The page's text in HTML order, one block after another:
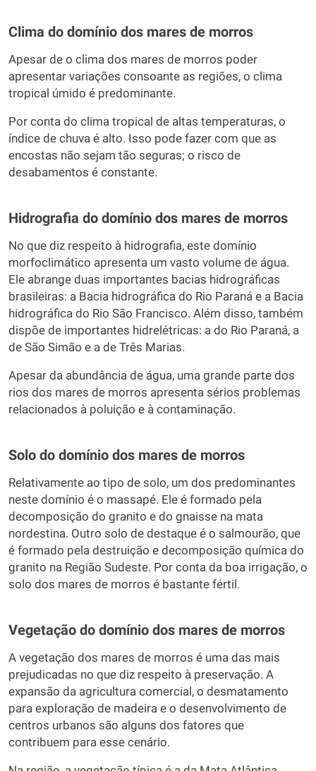
Clima do domínio dos mares de morros
Apesar de o clima dos mares de morros poder
apresentar variações consoante as regiões, o clima
tropical úmido é predominante.
Por conta do clima tropical de altas temperaturas, o
índice de chuva é alto. Isso pode fazer com que as
encostas não sejam tão seguras; o risco de
desabamentos é constante.
Hidrografia do domínio dos mares de morros
No que diz respeito à hidrografia, este domínio
morfoclimático apresenta um vasto volume de água.
Ele abrange duas importantes bacias hidrográficas
brasileiras: a Bacia hidrográfica do Rio Paraná e a Bacia
hidrográfica do Rio São Francisco. Além disso, também
dispõe de importantes hidrelétricas: a do Rio Paraná, a
de São Simão e a de Três Marias.
Apesar da abundância de água, uma grande parte dos
rios dos mares de morros apresenta sérios problemas
relacionados à poluição e à contaminação.
Solo do domínio dos mares de morros
Relativamente ao tipo de solo, um dos predominantes
neste domínio é o massapé. Ele é formado pela
decomposição do granito e do gnaisse na mata
nordestina. Outro solo de destaque é o salmourão, que
é formado pela destruição e decomposição química do
granito na Região Sudeste. Por conta da boa irrigação, o
solo dos mares de morros é bastante fértil.
Vegetação do domínio dos mares de morros
A vegetação dos mares de morros é uma das mais
prejudicadas no que diz respeito à preservação. A
expansão da agricultura comercial, o desmatamento
para exploração de madeira e o desenvolvimento de
centros urbanos são alguns dos fatores que
contribuem para esse cenário.